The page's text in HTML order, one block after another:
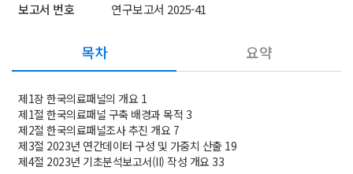
보고서 번호
연구보고서 2025-41
목차 요약
제1장 한국의료패널의 개요 1
제1절 한국의료패널 구축 배경과 목적 3
제2절 한국의료패널조사 추진 개요 7
제3절 2023년 연간데이터 구성 및 가중치 산출 19
제4절 2023년 기초분석보고서(II) 작성 개요 33